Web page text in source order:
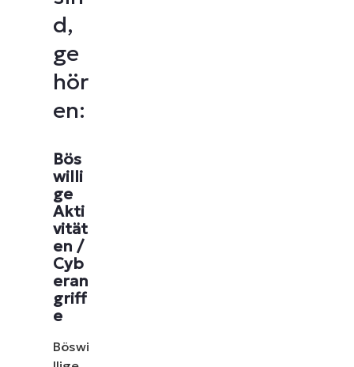
d,
ge
hör
en:
Bös
willi
ge
Akti
vität
en /
Cyb
eran
griff
e
Böswi